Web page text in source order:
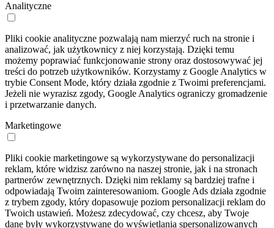
Analityczne
Pliki cookie analityczne pozwalają nam mierzyć ruch na stronie i
analizować, jak użytkownicy z niej korzystają. Dzięki temu
możemy poprawiać funkcjonowanie strony oraz dostosowywać jej
treści do potrzeb użytkowników. Korzystamy z Google Analytics w
trybie Consent Mode, który działa zgodnie z Twoimi preferencjami.
Jeżeli nie wyrazisz zgody, Google Analytics ograniczy gromadzenie
i przetwarzanie danych.
Marketingowe
Pliki cookie marketingowe są wykorzystywane do personalizacji
reklam, które widzisz zarówno na naszej stronie, jak i na stronach
partnerów zewnętrznych. Dzięki nim reklamy są bardziej trafne i
odpowiadają Twoim zainteresowaniom. Google Ads działa zgodnie
z trybem zgody, który dopasowuje poziom personalizacji reklam do
Twoich ustawień. Możesz zdecydować, czy chcesz, aby Twoje
dane były wykorzystywane do wyświetlania spersonalizowanych